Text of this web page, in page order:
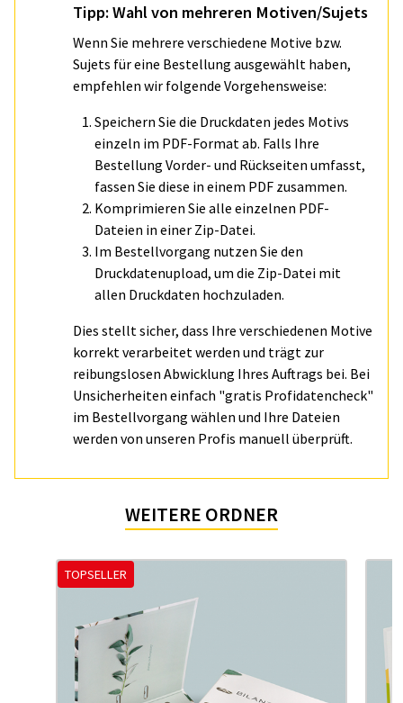
Tipp: Wahl von mehreren Motiven/Sujets
Wenn Sie mehrere verschiedene Motive bzw.
Sujets für eine Bestellung ausgewählt haben,
empfehlen wir folgende Vorgehensweise:
Speichern Sie die Druckdaten jedes Motivs
einzeln im PDF-Format ab. Falls Ihre
Bestellung Vorder- und Rückseiten umfasst,
fassen Sie diese in einem PDF zusammen.
Komprimieren Sie alle einzelnen PDF-
Dateien in einer Zip-Datei.
Im Bestellvorgang nutzen Sie den
Druckdatenupload, um die Zip-Datei mit
allen Druckdaten hochzuladen.
Dies stellt sicher, dass Ihre verschiedenen Motive
korrekt verarbeitet werden und trägt zur
reibungslosen Abwicklung Ihres Auftrags bei. Bei
Unsicherheiten einfach "gratis Profidatencheck"
im Bestellvorgang wählen und Ihre Dateien
werden von unseren Profis manuell überprüft.
WEITERE ORDNER
TOPSELLER